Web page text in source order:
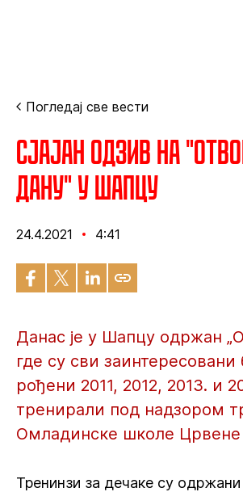
Погледај све вести
Сјајан одзив на
дану" у Шапцу
24.4.2021 4:41
Данас је у Шапцу одржан
где су сви заинтересовани
рођени 2011, 2012, 2013. и
тренирали под надзором
Омладинске школе Црвене
Тренинзи за дечаке су